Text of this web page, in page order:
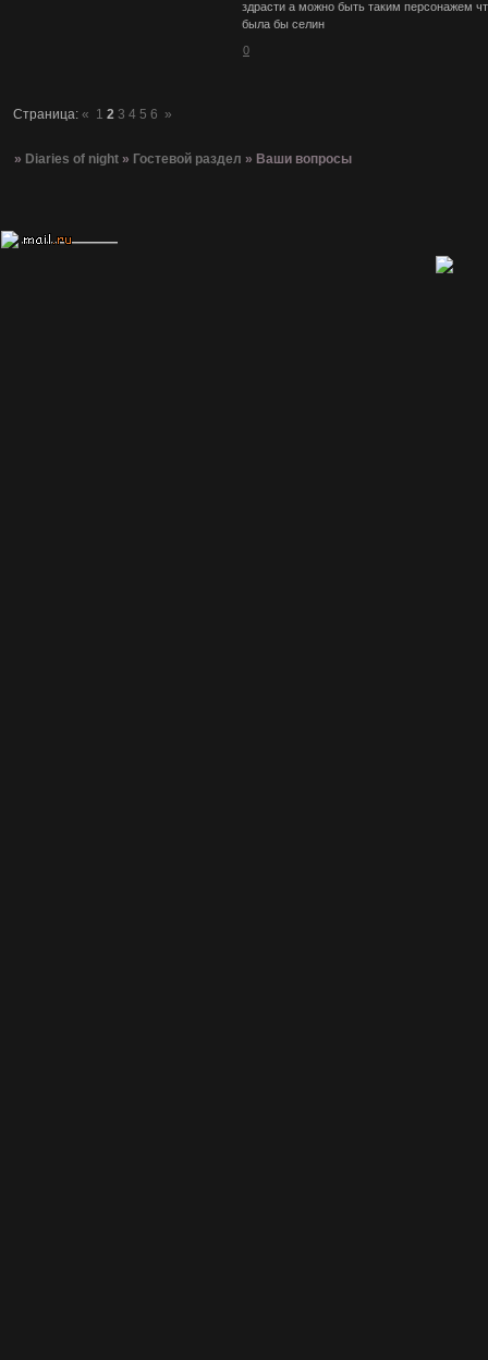
здрасти а можно быть таким персонажем
была бы селин
0
Страница:« 1 2 3 4 5 6 »
» Diaries of night » Гостевой раздел » Ваши вопросы